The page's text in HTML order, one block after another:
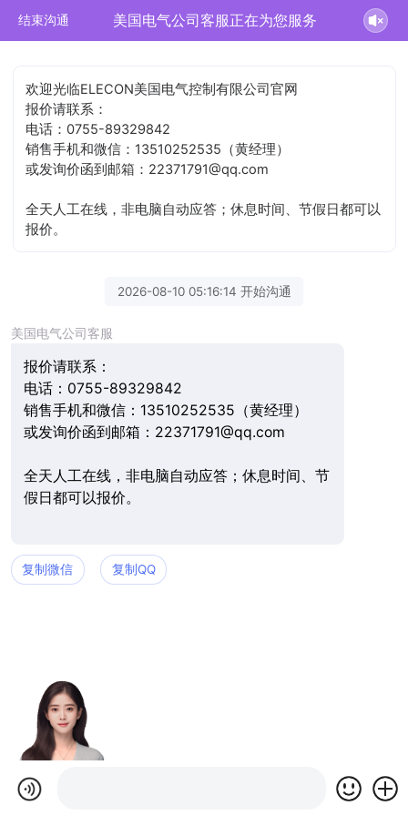
结束沟通 美国电气公司客服正在为您服务
欢迎光临ELECON美国电气控制有限公司官网
报价请联系：
电话：0755-89329842
销售手机和微信：13510252535（黄经理）
或发询价函到邮箱：22371791@qq.com
全天人工在线，非电脑自动应答；休息时间、节假日都可以
报价。
2026-08-10 05:16:14 开始沟通
美国电气公司客服
报价请联系：
电话：0755-89329842
销售手机和微信：13510252535（黄经理）
或发询价函到邮箱：22371791@qq.com
全天人工在线，非电脑自动应答；休息时间、节
假日都可以报价。
复制微信 复制QQ